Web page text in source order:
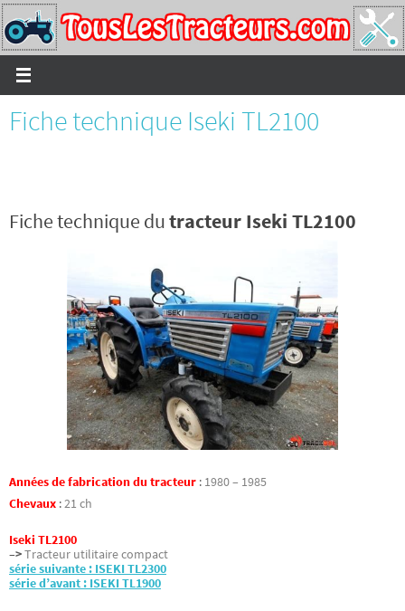
Passer
vers
le
contenu
Fiche technique Iseki TL2100
Fiche technique dutracteur Iseki TL2100
Années de fabrication du tracteur : 1980 – 1985
Chevaux :21 ch
Iseki TL2100
–>Tracteur utilitaire compact
série suivante : ISEKI TL2300
série d’avant : ISEKI TL1900